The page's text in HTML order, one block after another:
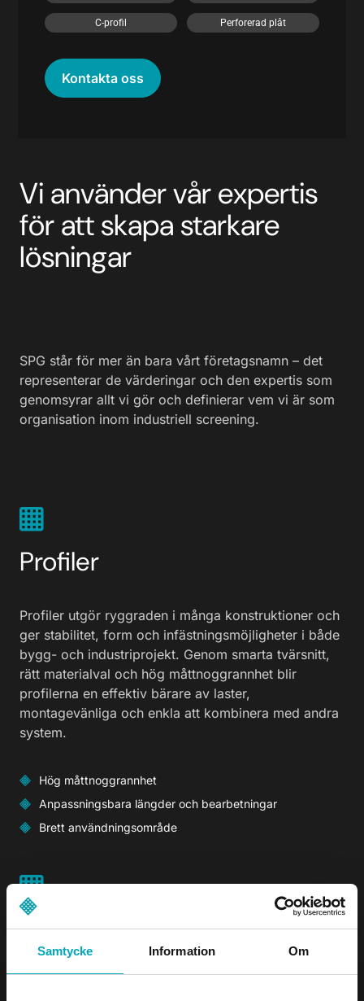
Samtycke Information Om
C-profil Perforerad plåt
Kontakta oss
Vi använder vår expertis
för att skapa starkare
lösningar
SPG står för mer än bara vårt företagsnamn – det
representerar de värderingar och den expertis som
genomsyrar allt vi gör och definierar vem vi är som
organisation inom industriell screening.
Profiler
Profiler utgör ryggraden i många konstruktioner och
ger stabilitet, form och infästningsmöjligheter i både
bygg- och industriprojekt. Genom smarta tvärsnitt,
rätt materialval och hög måttnoggrannhet blir
profilerna en effektiv bärare av laster,
montagevänliga och enkla att kombinera med andra
system.
Hög måttnoggrannhet
Anpassningsbara längder och bearbetningar
Brett användningsområde
Svetsade & krenelerade
galler